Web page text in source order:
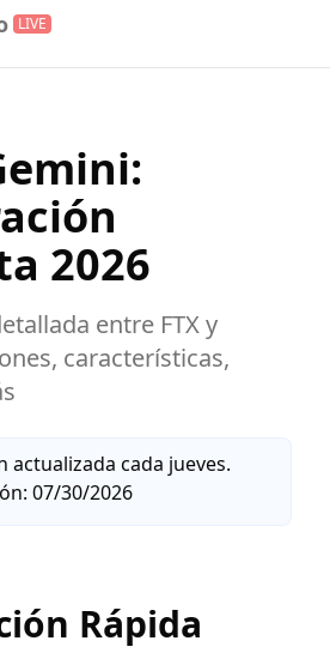
LIVE
:
2026
entre FTXy
características,
actualizada cada jueves.
07/30/2026
Rápida